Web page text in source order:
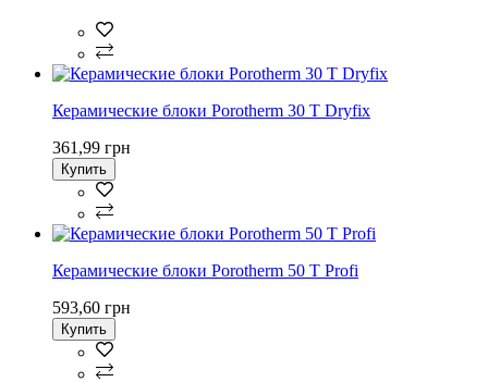
Керамические блоки Porotherm 30 T Dryfix
361,99 грн
Купить
Керамические блоки Porotherm 50 T Profi
593,60 грн
Купить